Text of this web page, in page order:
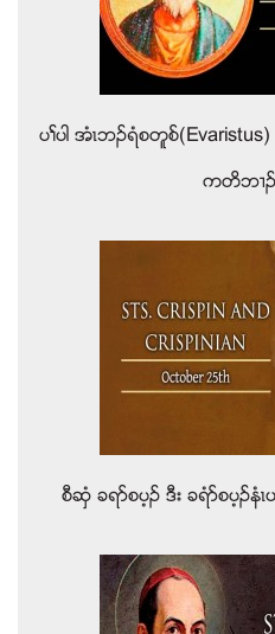
ပႈပါ အံၚဘဥရံစတူစ္
ကတိဘ႕
စီဆွံ ခရဏစပ့ဥ ဒီး ခရံဏစပ့ဥ